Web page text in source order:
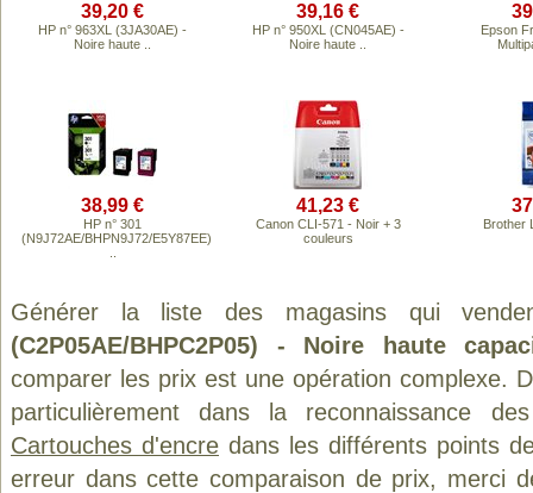
39,20 €
HP n° 963XL (3JA30AE) -
Noire haute ..
39,16 €
HP n° 950XL (CN045AE) -
Noire haute ..
Epson
38,99 €
HP n° 301
(N9J72AE/BHPN9J72/E5Y87EE)
41,23 €
Canon CLI-571 - Noir + 3
couleurs
Brother
Générer la liste des magasins qui
(C2P05AE/BHPC2P05) - Noire haute
comparer les prix est une opération complexe.
particulièrement dans la reconnaissance
Cartouches d'encre dans les différents points
erreur dans cette comparaison de prix, merci